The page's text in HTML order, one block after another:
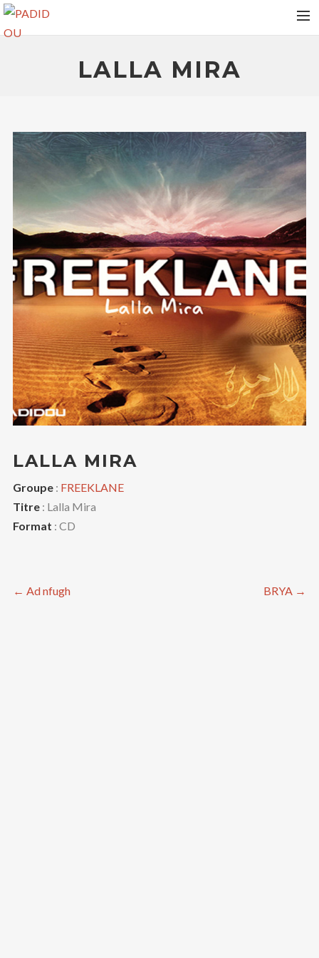
NEWS
TOUR DATES
MEDIAS
RELEASES
PHOTOS
CONTACT
RECHERCHE
LALLA MIRA
LALLA MIRA
Groupe: FREEKLANE
Titre: Lalla Mira
Format : CD
← Ad nfugh BRYA →